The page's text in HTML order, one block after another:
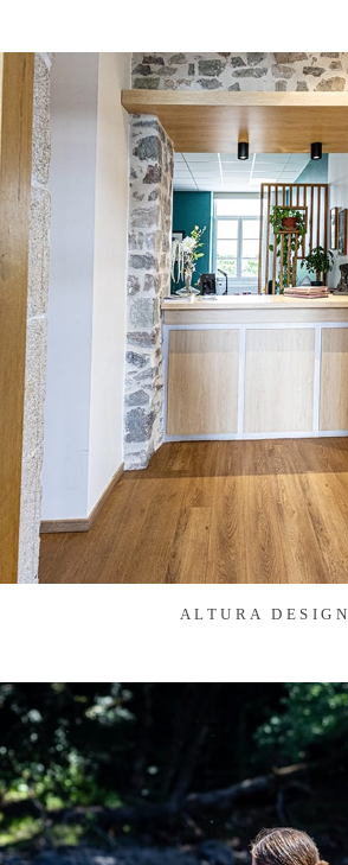
ALTURA DESIGN